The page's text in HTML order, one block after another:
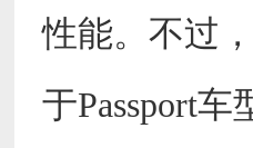
性能。不过
于Passport车